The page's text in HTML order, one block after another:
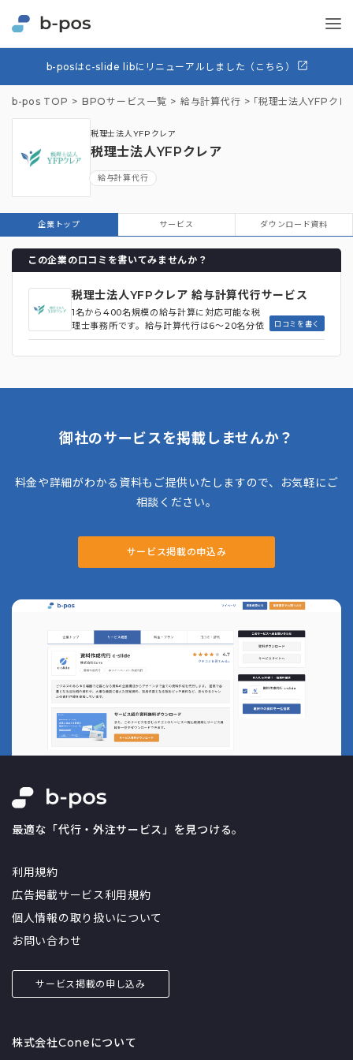
b-posはc-slide libにリニューアルしました（こちら）
b-pos TOP BPOサービス一覧 給与計算代行 「税理士法人YFPクレ
税理士法人YFPクレア
税理士法人YFPクレア
給与計算代行
企業トップ サービス ダウンロード資料
この企業の口コミを書いてみませんか？
税理士法人YFPクレア 給与計算代行サービス
1名から400名規模の給与計算に対応可能な税
理士事務所です。給与計算代行は6～20名分依
頼する場合は月額1,500円から利用でき、毎月
行の利用企業向けに基本料金無料・1人あたり
2,000円からで対応しているのも特徴です。建
務所です。
口コミを書く
御社のサービスを掲載しませんか？
料金や詳細がわかる資料もご提供いたしますので、お気軽にご
相談ください。
サービス掲載の申込み
最適な「代行・外注サービス」を見つける。
利用規約
広告掲載サービス利用規約
個人情報の取り扱いについて
お問い合わせ
サービス掲載の申し込み
株式会社Coneについて